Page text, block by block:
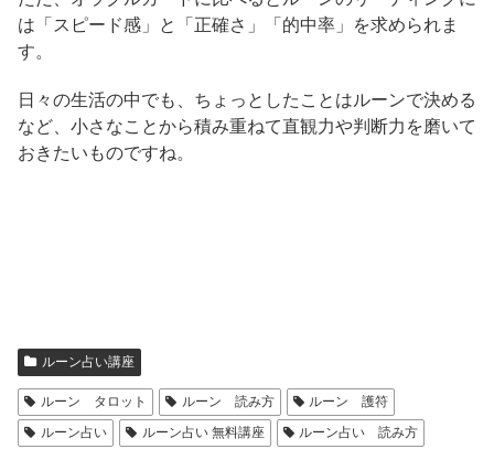
は「スピード感」と「正確さ」「的中率」を求められま
す。
日々の生活の中でも、ちょっとしたことはルーンで決める
など、小さなことから積み重ねて直観力や判断力を磨いて
おきたいものですね。
ルーン占い講座
ルーン タロット ルーン 読み方
ルーン 護符
ルーン占い
ルーン占い 無料講座
ルーン占い 読み方